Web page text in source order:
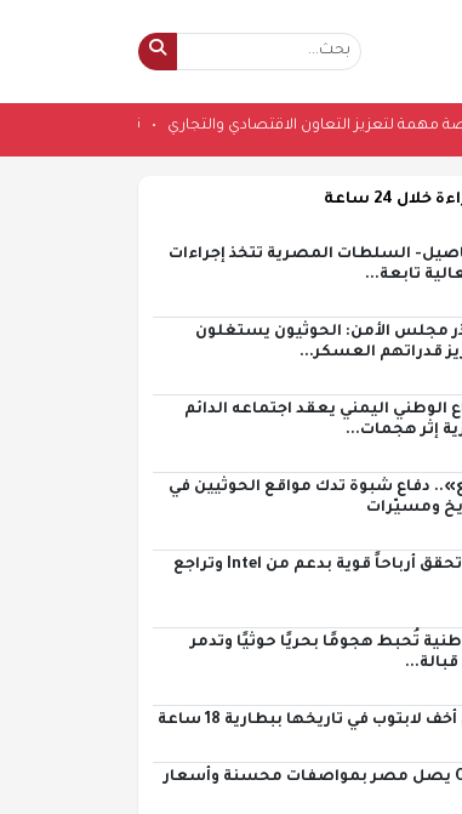
منصة مهمة لتعزيز التعاون الاقتصادي والتجاري
خلال 24 ساعة
السلطات المصرية تتخذ إجراءات
تابعة...
مجلس الأمن: الحوثيون يستغلون
قدراتهم العسكر...
اليمني يعقد اجتماعه الدائم
إثر هجمات...
دفاع شبوة تدك مواقع الحوثيين في
ومسيّرات
سوفت بانك تحقق أرباحاً قوية بدعم من Intel وتراجع
تُحبط هجومًا بحريًا حوثيًا وتدمر
لابتوب في تاريخها ببطارية 18 ساعة
OPPO Reno 16 يصل مصر بمواصفات محسنة وأسعار